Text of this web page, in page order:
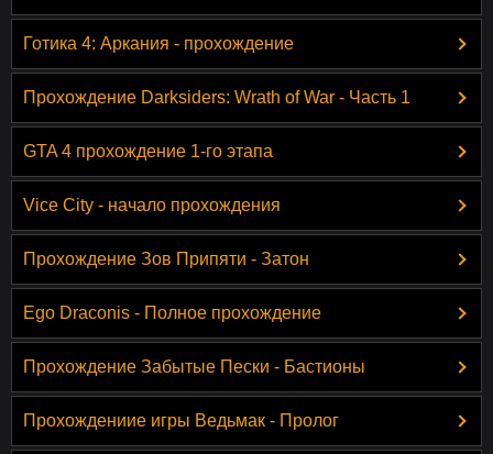
Готика 4: Аркания - прохождение
Прохождение Darksiders: Wrath of War - Часть 1
GTA 4 прохождение 1-го этапа
Vice City - начало прохождения
Прохождение Зов Припяти - Затон
Ego Draconis - Полное прохождение
Прохождение Забытые Пески - Бастионы
Прохождениие игры Ведьмак - Пролог